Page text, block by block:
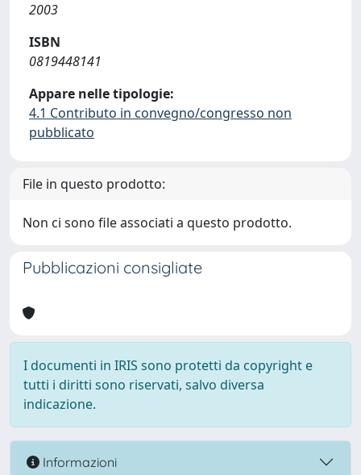
2003
ISBN
0819448141
Appare nelle tipologie:
4.1 Contributo in convegno/congresso non
pubblicato
File in questo prodotto:
Non ci sono file associati a questo prodotto.
Pubblicazioni consigliate
I documenti in IRIS sono protetti da copyright e
tutti i diritti sono riservati, salvo diversa
indicazione.
Informazioni